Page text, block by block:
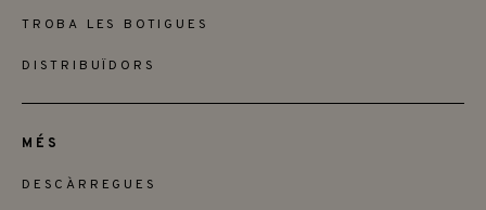
TROBA LES BOTIGUES
DISTRIBUÏDORS
MÉS
DESCÀRREGUES